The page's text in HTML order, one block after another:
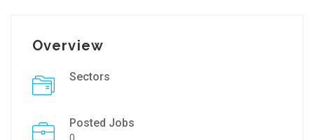
Overview
Sectors
Posted Jobs